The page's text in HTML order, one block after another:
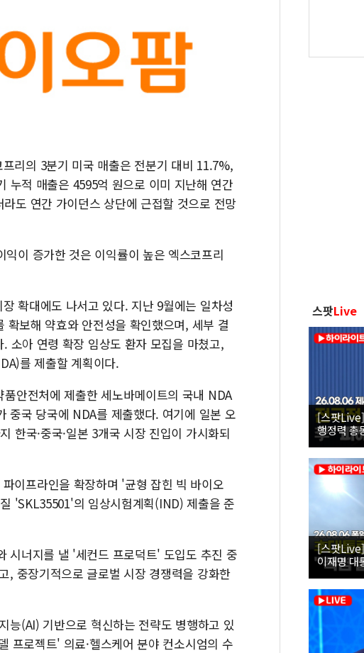
리의 3분기 미국 매출은 전분기 대비 11.7%,
누적 매출은 4595억 원으로 이미 지난해 연간
도 연간 가이던스 상단에 근접할 것으로 전망
이 증가한 것은 이익률이 높은 엑스코프리
확대에도 나서고 있다. 지난 9월에는 일차성
보해 약효와 안전성을 확인했으며, 세부 결
소아 연령 확장 임상도 환자 모집을 마쳤고,
를 제출할 계획이다.
안전처에 제출한 세노바메이트의 국내 NDA
중국 당국에 NDA를 제출했다. 여기에 일본 오
한국·중국·일본 3개국 시장 진입이 가시화되
이프라인을 확장하며 '균형 잡힌 빅 바이오
'SKL35501'의 임상시험계획(IND) 제출을 준
시너지를 낼 '세컨드 프로덕트' 도입도 추진 중
, 중장기적으로 글로벌 시장 경쟁력을 강화한
능(AI) 기반으로 혁신하는 전략도 병행하고 있
프로젝트' 의료·헬스케어 분야 컨소시엄의 수
스팟Live
[스팟
행정력 총
힘써야"｜
보좌관회
[스팟
이재명 대
가뭄 대